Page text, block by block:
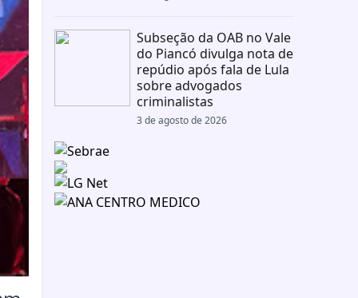
Subseção da OAB no Vale
do Piancó divulga nota de
repúdio após fala de Lula
sobre advogados
criminalistas
3 de agosto de 2026